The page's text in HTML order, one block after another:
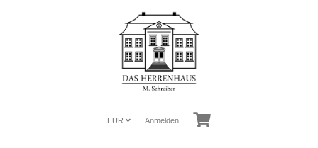
EUR Anmelden